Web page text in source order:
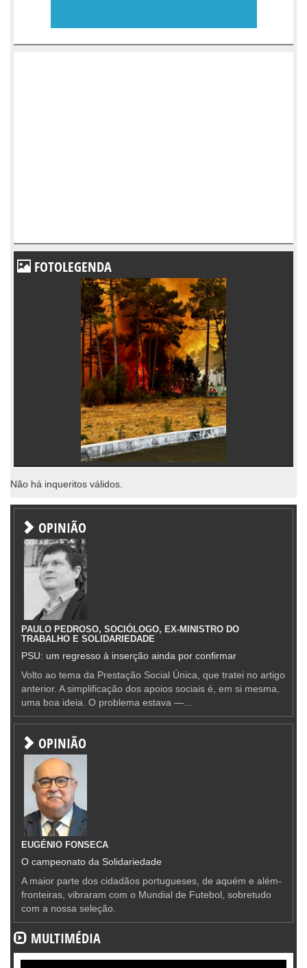
FOTOLEGENDA
Não há inqueritos válidos.
OPINIÃO
PAULO PEDROSO, SOCIÓLOGO, EX-MINISTRO DO
TRABALHO E SOLIDARIEDADE
PSU: um regresso à inserção ainda por confirmar
Volto ao tema da Prestação Social Única, que tratei no artigo
anterior. A simplificação dos apoios sociais é, em si mesma,
uma boa ideia. O problema estava —...
OPINIÃO
EUGÉNIO FONSECA
O campeonato da Solidariedade
A maior parte dos cidadãos portugueses, de aquém e além-
fronteiras, vibraram com o Mundial de Futebol, sobretudo
com a nossa seleção.
MULTIMÉDIA